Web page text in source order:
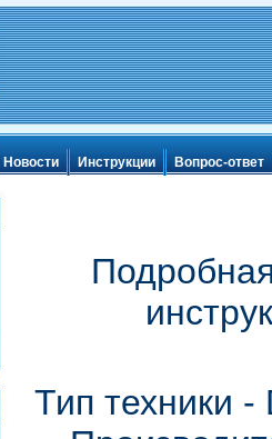
Новости Инструкции Вопрос-ответ
Тип техники -